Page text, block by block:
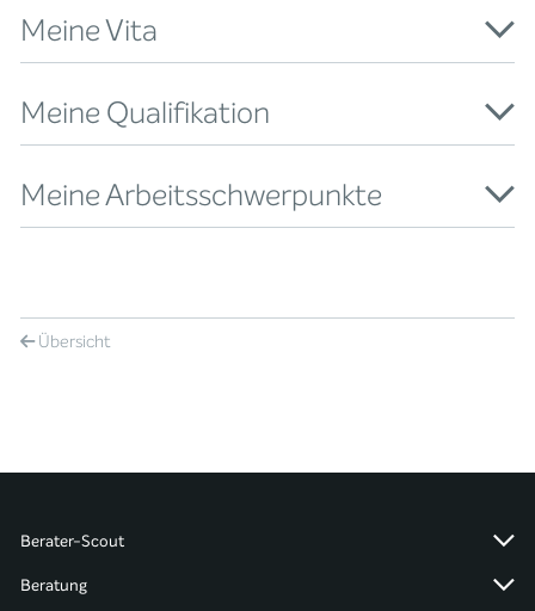
Meine Vita
Meine Qualifikation
Meine Arbeitsschwerpunkte
Übersicht
Berater-Scout
Beratung